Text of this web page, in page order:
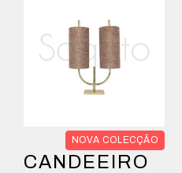
NOVA COLECÇÃO
CANDEEIRO